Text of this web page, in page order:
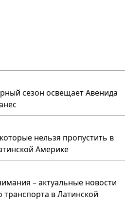
сезон освещает Авенида
нельзя пропустить в
Америке
– актуальные новости
транспорта в Латинской